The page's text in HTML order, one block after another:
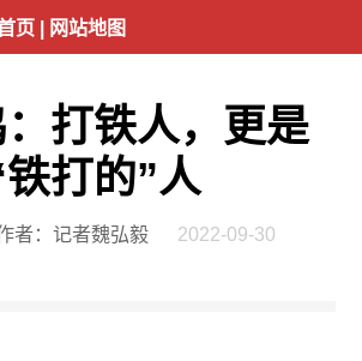
页| 网站地图
打铁人，更是
铁打的”人
者：记者魏弘毅
2022-09-30